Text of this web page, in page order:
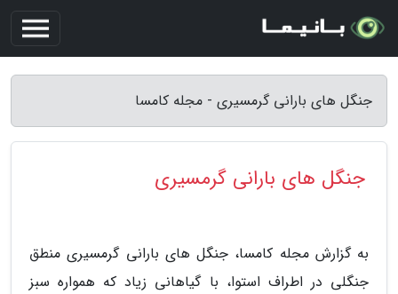
جنگل های بارانی گرمسیری - مجله کامسا
جنگل های بارانی گرمسیری
به گزارش مجله کامسا، جنگل های بارانی گرمسیری منطق
جنگلی در اطراف استوا، با گیاهانی زیاد که همواره سبز